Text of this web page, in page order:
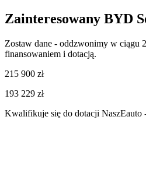
Zainteresowany BYD
Zostaw dane - oddzwonimy w ciągu
finansowaniem i dotacją.
215 900 zł
193 229 zł
Kwalifikuje się do dotacji NaszEauto